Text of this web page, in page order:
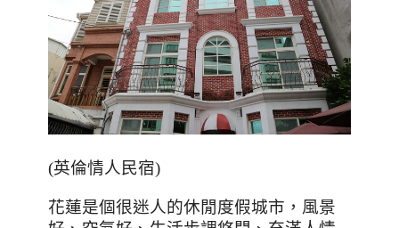
(英倫情人民宿)
花蓮是個很迷人的休閒度假城市，風景